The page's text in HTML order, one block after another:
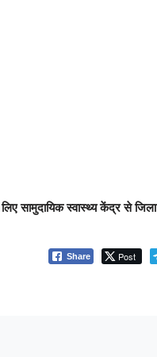
सामुदायिक स्वास्थ्य केंद्र से
Share Post